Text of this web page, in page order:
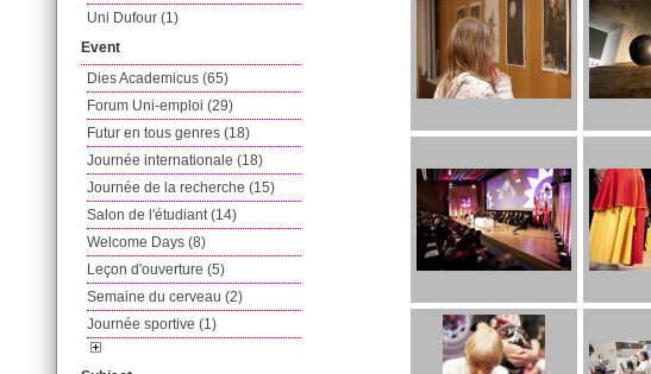
Uni Dufour (1)
Event
Dies Academicus (65)
Forum Uni-emploi (29)
Futur en tous genres (18)
Journée internationale (18)
Journée de la recherche (15)
Salon de l'étudiant (14)
Welcome Days (8)
Leçon d'ouverture (5)
Semaine du cerveau (2)
Journée sportive (1)